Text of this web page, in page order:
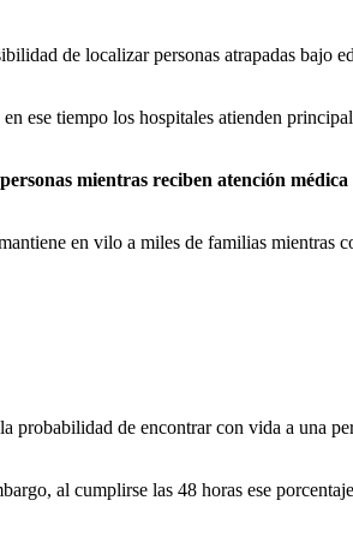
de localizar personas atrapadas bajo
en ese tiempo los hospitales atienden
mientras reciben atención
en vilo a miles de familias mientras
probabilidad de encontrar con vida a una
al cumplirse las 48 horas ese